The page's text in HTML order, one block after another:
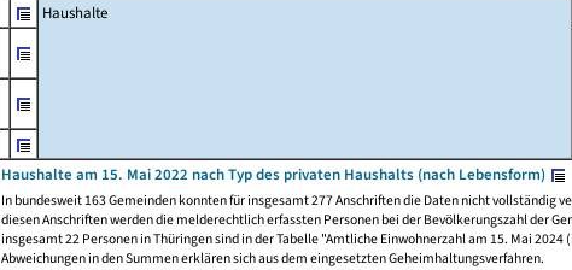
Haushalte
Haushalte am 15. Mai 2022 nach Typ des privaten Haushalts (nach Lebensform)
In bundesweit 163 Gemeinden konnten für insgesamt 277 Anschriften die Daten nicht vollständig
diesen Anschriften werden die melderechtlich erfassten Personen bei der Bevölkerungszahl der
insgesamt 22 Personen in Thüringen sind in der Tabelle "Amtliche Einwohnerzahl am 15. Mai
Abweichungen in den Summen erklären sich aus dem eingesetzten Geheimhaltungsverfahren.